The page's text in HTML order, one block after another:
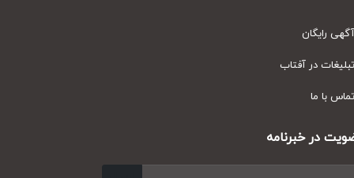
رایگان
در آفتاب
با ما
در خبرنامه